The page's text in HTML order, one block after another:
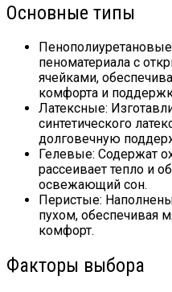
Основные типы
пеноматериала с
ячейками,
комфорта и
Латексные:
синтетического
долговечную
Гелевые: Содержат
рассеивает тепло и
освежающий сон.
Перистые:
пухом, обеспечивая
комфорт.
Факторы выбора